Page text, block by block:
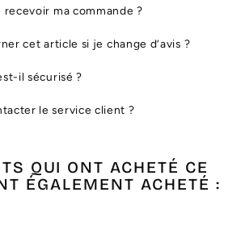
recevoir ma commande ?
cet article si je change d’avis ?
il sécurisé ?
le service client ?
QUI ONT ACHETÉ CE
ÉGALEMENT ACHETÉ :